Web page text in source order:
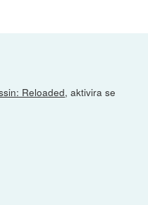
Reloaded, aktivira se